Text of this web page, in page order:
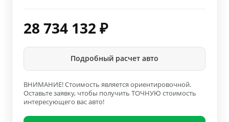
28 734 132 ₽
Подробный расчет авто
ВНИМАНИЕ! Стоимость является ориентировочной.
Оставьте заявку, чтобы получить ТОЧНУЮ стоимость
интересующего вас авто!